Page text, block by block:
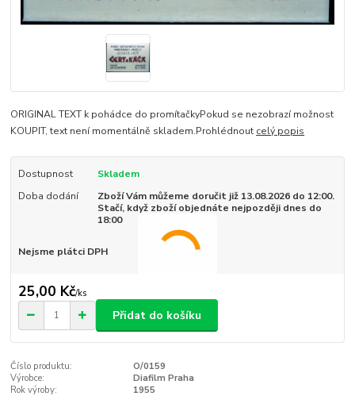
ORIGINAL TEXT k pohádce do promítačkyPokud se nezobrazí možnost
KOUPIT, text není momentálně skladem.Prohlédnout celý popis
Dostupnost
Skladem
Doba dodání
Zboží Vám můžeme doručit již 13.08.2026 do 12:00.
Stačí, když zboží objednáte nejpozději dnes do
18:00
Nejsme plátci DPH
25,00 Kč/ks
Přidat do košíku
Číslo produktu:
O/0159
Výrobce:
Diafilm Praha
Rok výroby:
1955